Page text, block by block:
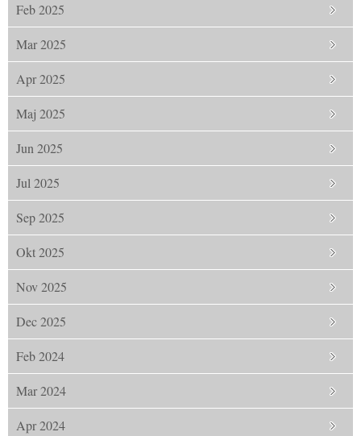
Feb 2025
Mar 2025
Apr 2025
Maj 2025
Jun 2025
Jul 2025
Sep 2025
Okt 2025
Nov 2025
Dec 2025
Feb 2024
Mar 2024
Apr 2024